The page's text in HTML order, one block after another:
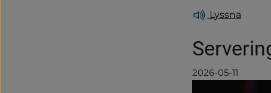
Lyssna
2026-05-11